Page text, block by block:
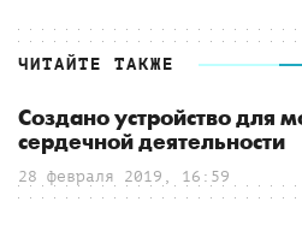
ЧИТАЙТЕ ТАКЖЕ
Создано устройство для
сердечной деятельности
28 февраля 2019, 16:59